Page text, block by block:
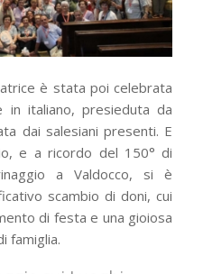
è stata poi celebrata
in italiano, presieduta da
dai salesiani presenti. E
e a ricordo del 150° di
a Valdocco, si è
scambio di doni, cui
di festa e una gioiosa
famiglia.